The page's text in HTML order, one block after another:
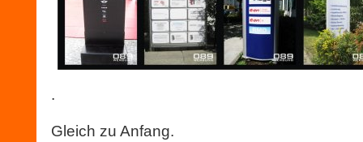
.
Gleich zu Anfang.